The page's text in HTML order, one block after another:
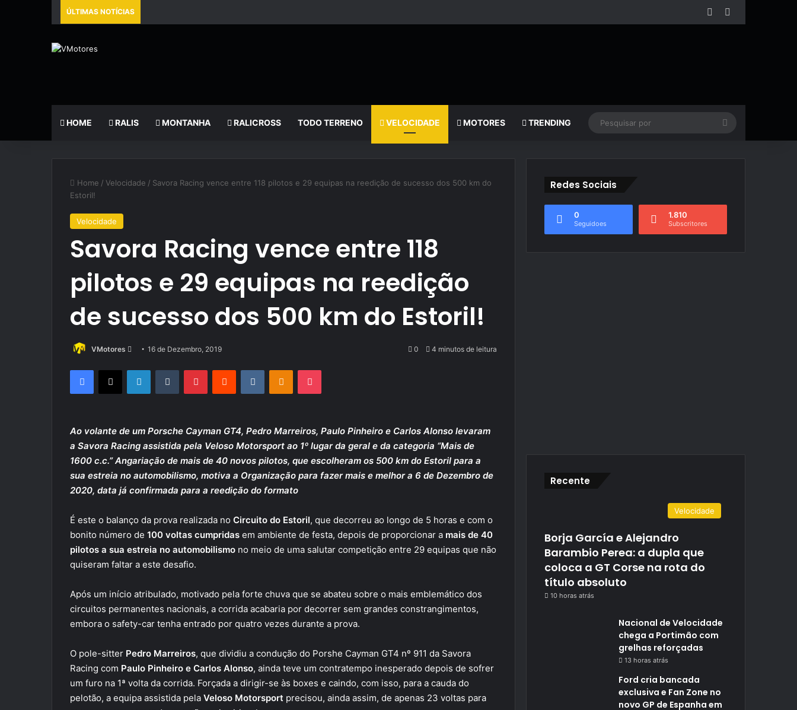
ÚLTIMAS NOTÍCIAS Facebook
HOME RALIS MONTANHA RALICROSS TODO TERRENO VELOCIDADE MOTORES TRENDING
Pesquisar
Home / Velocidade / Savora Racing vence entre 118 pilotos e 29 equipas na reedição de sucesso dos 500 km do
Estoril!
Velocidade
Savora Racing vence entre 118
pilotos e 29 equipas na reedição
de sucesso dos 500 km do Estoril!
VMotores
Send
email
16 de Dezembro, 2019 0 4 minutos de leitura
Facebook
X LinkedInTumblr PinterestReddit VKontakteOdnoklassniki
Pocket
Ao volante de um Porsche Cayman GT4, Pedro Marreiros, Paulo Pinheiro e Carlos Alonso levaram
a Savora Racing assistida pela Veloso Motorsport ao 1º lugar da geral e da categoria “Mais de
1600 c.c.” Angariação de mais de 40 novos pilotos, que escolheram os 500 km do Estoril para a
sua estreia no automobilismo, motiva a Organização para fazer mais e melhor a 6 de Dezembro de
2020, data já confirmada para a reedição do formato
É este o balanço da prova realizada no Circuito do Estoril, que decorreu ao longo de 5 horas e com o
bonito número de 100 voltas cumpridas em ambiente de festa, depois de proporcionar a mais de 40
pilotos a sua estreia no automobilismo no meio de uma salutar competição entre 29 equipas que não
quiseram faltar a este desafio.
Após um início atribulado, motivado pela forte chuva que se abateu sobre o mais emblemático dos
circuitos permanentes nacionais, a corrida acabaria por decorrer sem grandes constrangimentos,
embora o safety-car tenha entrado por quatro vezes durante a prova.
O pole-sitter Pedro Marreiros, que dividiu a condução do Porshe Cayman GT4 nº 911 da Savora
Racing com Paulo Pinheiro e Carlos Alonso, ainda teve um contratempo inesperado depois de sofrer
um furo na 1ª volta da corrida. Forçada a dirigir-se às boxes e caindo, com isso, para a cauda do
pelotão, a equipa assistida pela Veloso Motorsport precisou, ainda assim, de apenas 23 voltas para
Redes Sociais
0
Seguidoes
1.810
Subscritores
Recente
Velocidade
Borja García e Alejandro
Barambio Perea: a dupla que
coloca a GT Corse na rota do
título absoluto
10 horas atrás
Nacional de Velocidade
chega a Portimão com
grelhas reforçadas
13 horas atrás
Ford cria bancada
exclusiva e Fan Zone no
novo GP de Espanha em